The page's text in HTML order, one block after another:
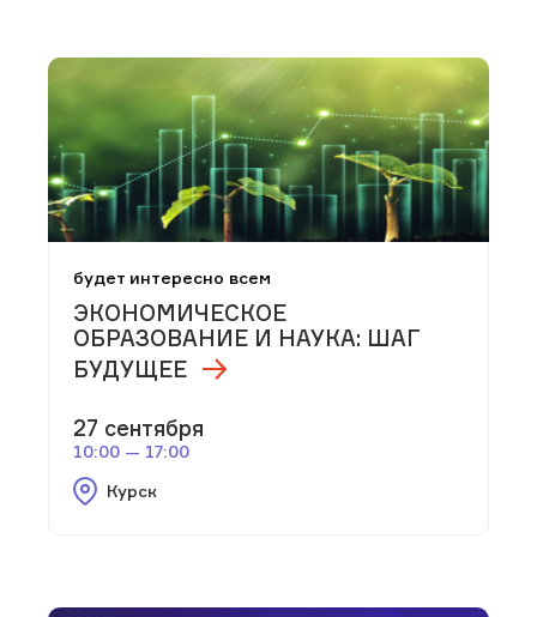
будет интересно всем
ЭКОНОМИЧЕСКОЕ
ОБРАЗОВАНИЕ И НАУКА: ШАГ
БУДУЩЕЕ
27 сентября
10:00 — 17:00
Курск